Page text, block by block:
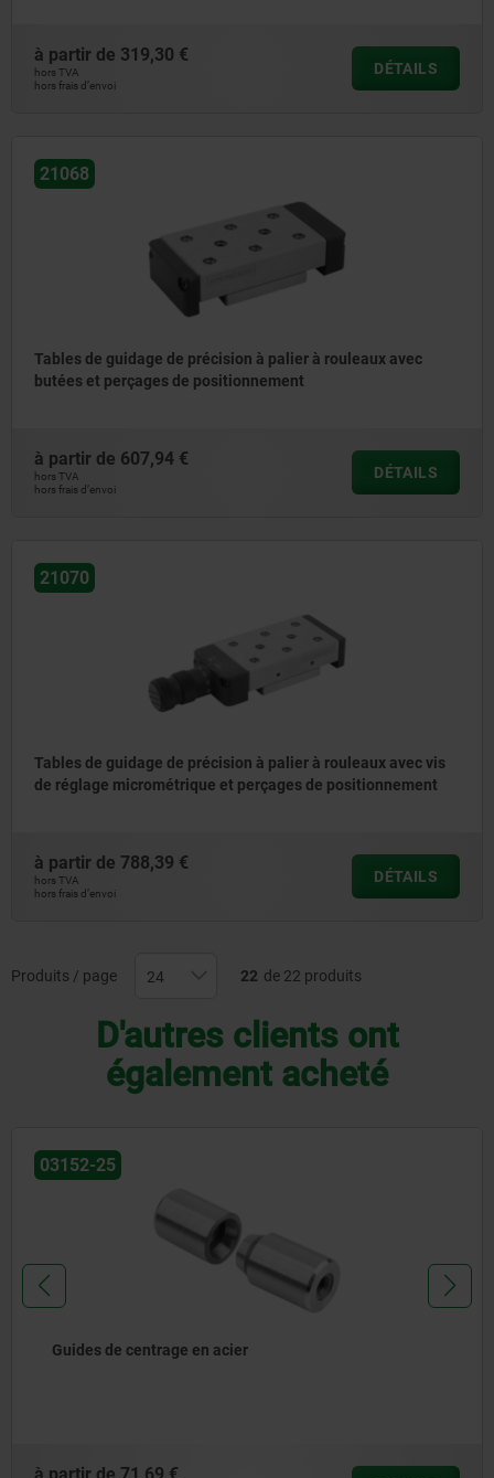
à partir de 319,30 €
hors TVA
hors frais d’envoi
DÉTAILS
21068
Tables de guidage de précision à palier à rouleaux avec
butées et perçages de positionnement
à partir de 607,94 €
hors TVA
hors frais d’envoi
DÉTAILS
21070
Tables de guidage de précision à palier à rouleaux avec vis
de réglage micrométrique et perçages de positionnement
à partir de 788,39 €
hors TVA
hors frais d’envoi
DÉTAILS
Produits / page 22 de 22 produits
D'autres clients ont
également acheté
Broche à billes Ball Lock en Inox